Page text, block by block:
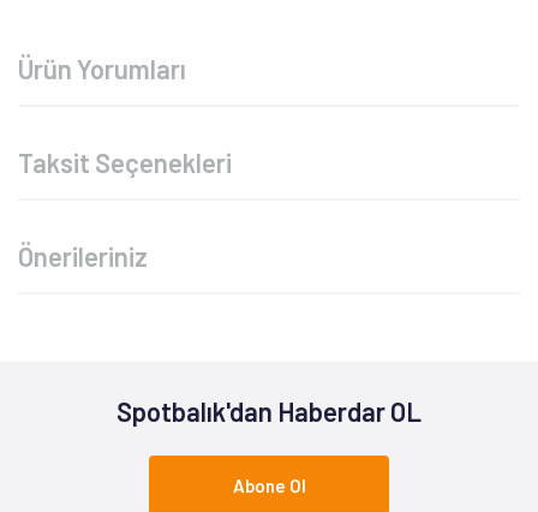
Ürün Yorumları
Taksit Seçenekleri
Önerileriniz
Spotbalık'dan Haberdar OL
Abone Ol